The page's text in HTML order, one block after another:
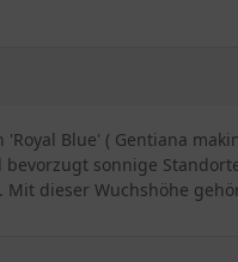
'Royal Blue' ( Gentiana
bevorzugt sonnige
dieser Wuchshöhe